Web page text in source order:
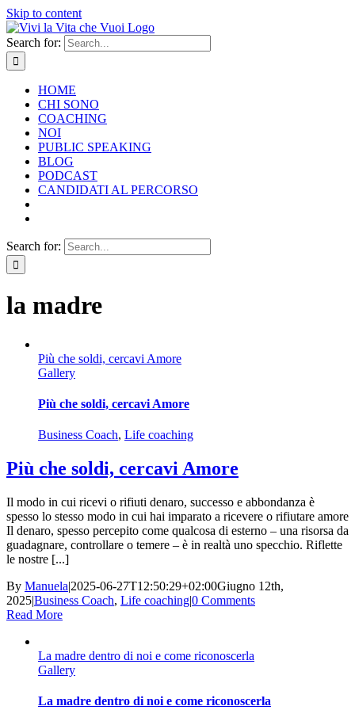
Skip to content
Search for:
HOME
CHI SONO
COACHING
NOI
PUBLIC SPEAKING
BLOG
PODCAST
CANDIDATI AL PERCORSO
Search for:
la madre
Più che soldi, cercavi Amore
Gallery
Più che soldi, cercavi Amore
Business Coach, Life coaching
Più che soldi, cercavi Amore
Il modo in cui ricevi o rifiuti denaro, successo e abbondanza è
spesso lo stesso modo in cui hai imparato a ricevere o rifiutare amore
Il denaro, spesso percepito come qualcosa di esterno – una risorsa da
guadagnare, controllare o temere – è in realtà uno specchio. Riflette
le nostre [...]
By Manuela|2025-06-27T12:50:29+02:00Giugno 12th,
2025|Business Coach, Life coaching|0 Comments
Read More
La madre dentro di noi e come riconoscerla
Gallery
La madre dentro di noi e come riconoscerla